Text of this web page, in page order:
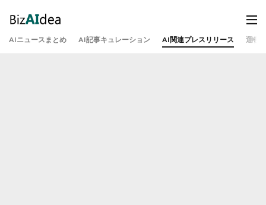
AIニュースまとめ AI記事キュレーション AI関連プレスリリース 運営